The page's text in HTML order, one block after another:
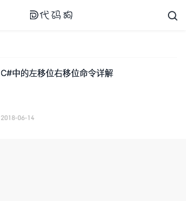
 
C#中的左移位右移位命令详解
2018-06-14